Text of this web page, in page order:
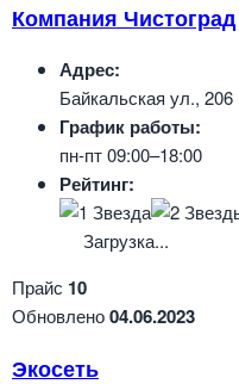
Компания Чистоград
Адрес:
Байкальская ул., 206
График работы:
пн-пт 09:00–18:00
Рейтинг:
Загрузка...
Прайс 10
Обновлено04.06.2023
Экосеть